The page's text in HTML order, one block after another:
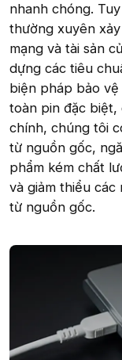
nhanh chóng.
thường xuyên
mạng và tài sản
dựng các tiêu
biện pháp bảo
toàn pin đặc
chính, chúng tôi
từ nguồn gốc,
phẩm kém chất
và giảm thiểu các
từ nguồn gốc.